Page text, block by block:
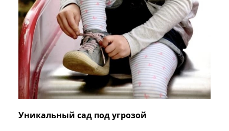
Уникальный сад под угрозой